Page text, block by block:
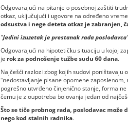
Odgovarajući na pitanje o posebnoj zaštiti
otkaz, uključujući i ugovore na određeno
odsustva i nege deteta otkaz je zabranjen,
"Jedini izuzetak je prestanak rada poslodavca
Odgovarajući na hipotetičku situaciju u kojoj
je rok za podnošenje tužbe sudu 60 dana.
Najčešći razlozi zbog kojih sudovi poništavaju
"nedostavljanje pisane opomene
pogrešno utvrđeno činjenično stanje,
čemu je zloupotreba bolovanja jedan od
Što se tiče probnog rada, poslodavac
nego kod stalnih radnika.